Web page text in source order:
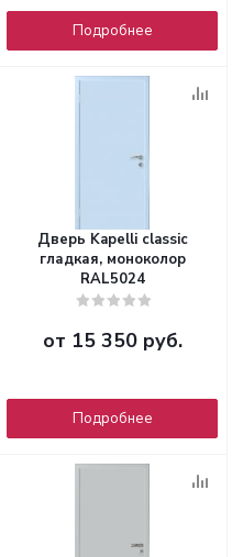
Подробнее
Дверь Kapelli classic
гладкая, моноколор
RAL5024
от 15 350 руб.
Подробнее